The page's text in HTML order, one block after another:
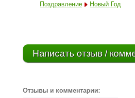
Поздравление
Новый Год
Написать отзыв /
Отзывы и комментарии: